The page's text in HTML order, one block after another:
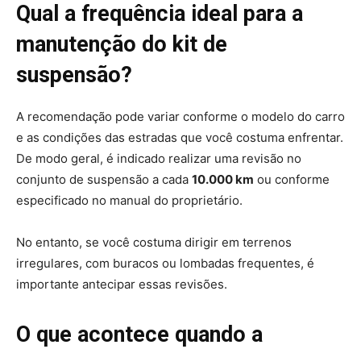
Qual a frequência ideal para a
manutenção do kit de
suspensão?
A recomendação pode variar conforme o modelo do carro
e as condições das estradas que você costuma enfrentar.
De modo geral, é indicado realizar uma revisão no
conjunto de suspensão a cada 10.000 km ou conforme
especificado no manual do proprietário.
No entanto, se você costuma dirigir em terrenos
irregulares, com buracos ou lombadas frequentes, é
importante antecipar essas revisões.
O que acontece quando a